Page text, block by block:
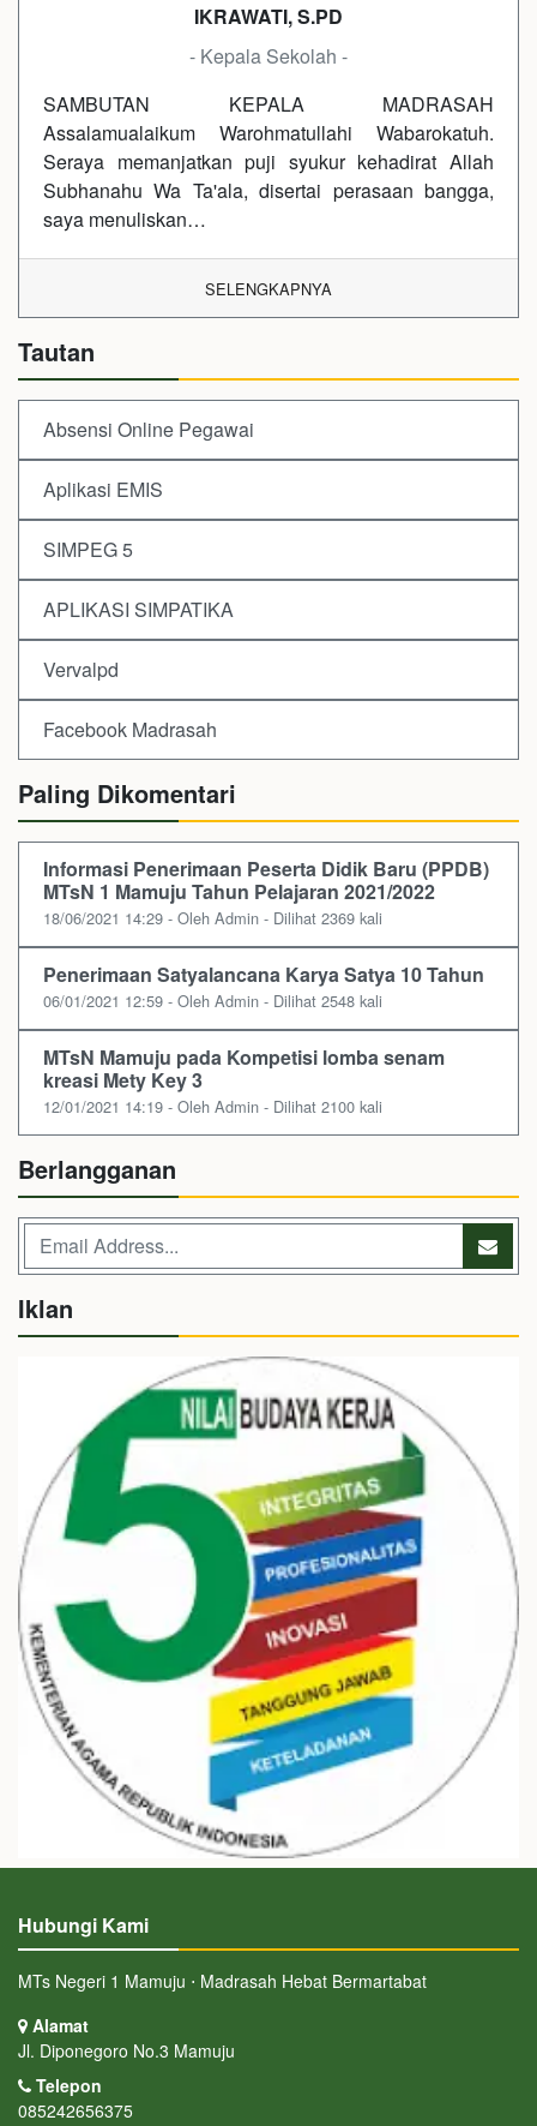
IKRAWATI, S.PD
- Kepala Sekolah -
SAMBUTAN KEPALA MADRASAH
Assalamualaikum Warohmatullahi Wabarokatuh.
Seraya memanjatkan puji syukur kehadirat Allah
Subhanahu Wa Ta'ala, disertai perasaan bangga,
saya menuliskan…
SELENGKAPNYA
Tautan
Absensi Online Pegawai
Aplikasi EMIS
SIMPEG 5
APLIKASI SIMPATIKA
Vervalpd
Facebook Madrasah
Paling Dikomentari
Informasi Penerimaan Peserta Didik Baru (PPDB)
MTsN 1 Mamuju Tahun Pelajaran 2021/2022
18/06/2021 14:29 - Oleh Admin - Dilihat 2369 kali
Penerimaan Satyalancana Karya Satya 10 Tahun
06/01/2021 12:59 - Oleh Admin - Dilihat 2548 kali
MTsN Mamuju pada Kompetisi lomba senam
kreasi Mety Key 3
12/01/2021 14:19 - Oleh Admin - Dilihat 2100 kali
Berlangganan
Iklan
Hubungi Kami
MTs Negeri 1 Mamuju ⋅ Madrasah Hebat Bermartabat
Alamat
Jl. Diponegoro No.3 Mamuju
Telepon
085242656375